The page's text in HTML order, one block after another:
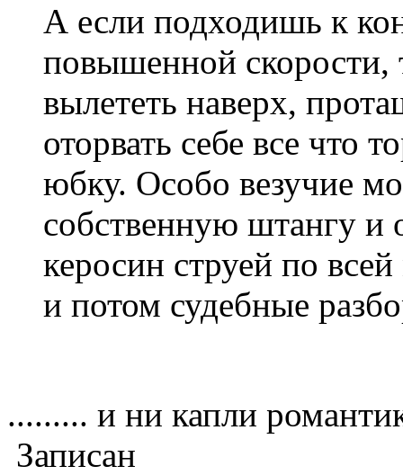
А если подходишь к
повышенной
вылететь наверх,
оторвать себе все что
юбку. Особо везучие
собственную штангу и
керосин струей по
и потом судебные
......... и ни капли
Записан